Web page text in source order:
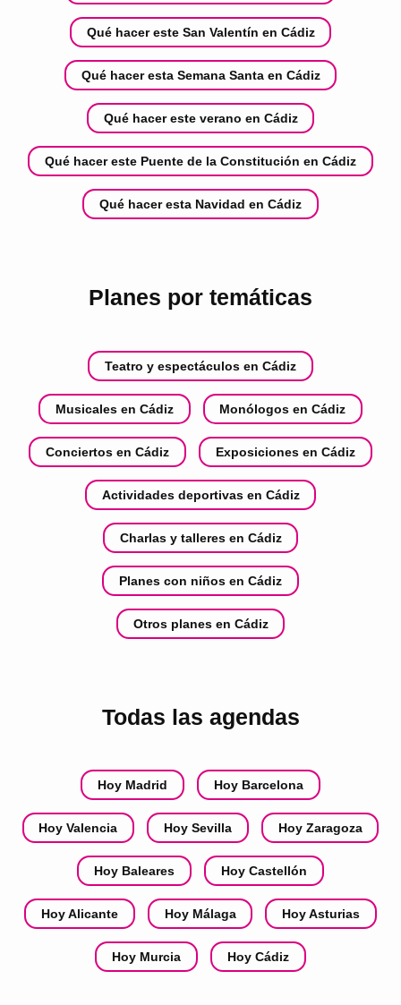
Qué hacer este San Valentín en Cádiz
Qué hacer esta Semana Santa en Cádiz
Qué hacer este verano en Cádiz
Qué hacer este Puente de la Constitución en Cádiz
Qué hacer esta Navidad en Cádiz
Planes por temáticas
Teatro y espectáculos en Cádiz
Musicales en Cádiz Monólogos en Cádiz
Conciertos en Cádiz Exposiciones en Cádiz
Actividades deportivas en Cádiz
Charlas y talleres en Cádiz
Planes con niños en Cádiz
Otros planes en Cádiz
Todas las agendas
Hoy Madrid Hoy Barcelona
Hoy Valencia Hoy Sevilla Hoy Zaragoza
Hoy Baleares Hoy Castellón
Hoy Alicante Hoy Málaga Hoy Asturias
Hoy Murcia Hoy Cádiz